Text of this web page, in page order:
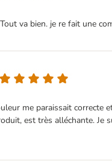
va bien. je re fait une
me paraissait
est très alléchante.